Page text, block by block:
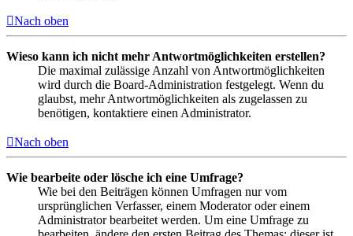
Nach oben
Wieso kann ich nicht mehr Antwortmöglichkeiten erstellen?
Die maximal zulässige Anzahl von Antwortmöglichkeiten
wird durch die Board-Administration festgelegt. Wenn du
glaubst, mehr Antwortmöglichkeiten als zugelassen zu
benötigen, kontaktiere einen Administrator.
Nach oben
Wie bearbeite oder lösche ich eine Umfrage?
Wie bei den Beiträgen können Umfragen nur vom
ursprünglichen Verfasser, einem Moderator oder einem
Administrator bearbeitet werden. Um eine Umfrage zu